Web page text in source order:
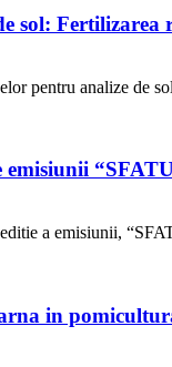
sol:
pentru analize de
emisiunii
a emisiunii,
in